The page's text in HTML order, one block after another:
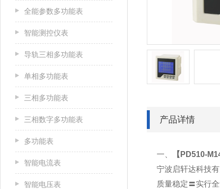
全能参数多功能表
智能测控仪表
导轨三相多功能表
单相多功能表
三相多功能表
三相数字多功能表
多功能表
智能电流表
智能电压表
产品详情
一、 【 PD510-
宁波启轩达科技
质量稳定〓实行